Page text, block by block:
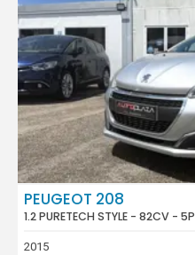
PEUGEOT 208
1.2 PURETECH STYLE - 82CV - 5P
2015